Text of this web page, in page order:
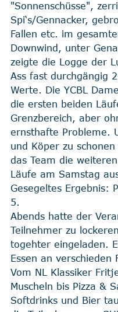
"Sonnenschüsse",
Spi‘s/Gennacker,
Fallen etc. im
Downwind, unter
zeigte die Logge der
Ass fast durchgängig
Werte. Die YCBL
die ersten beiden
Grenzbereich, aber
ernsthafte Probleme.
und Köper zu
das Team die
Läufe am Samstag
Gesegeltes Ergebnis:
5.
Abends hatte der
Teilnehmer zu
togehter eingeladen.
Essen an verschieden
Vom NL Klassiker
Muscheln bis Pizza &
Softdrinks und Bier